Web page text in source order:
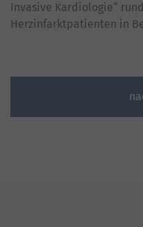
Invasive Kardiologie“
Herzinfarktpatienten in